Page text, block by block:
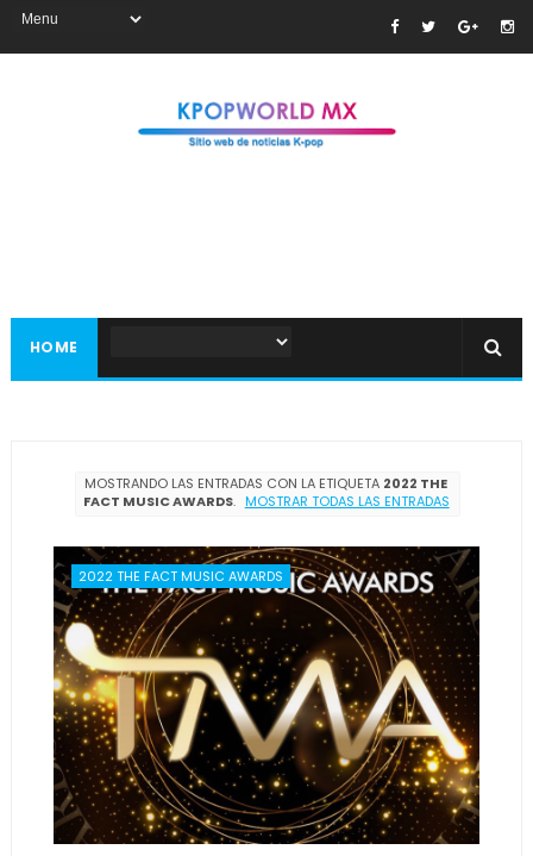
HOME
MOSTRANDO LAS ENTRADAS CON LA ETIQUETA 2022 THE
FACT MUSIC AWARDS. MOSTRAR TODAS LAS ENTRADAS
2022 THE FACT MUSIC AWARDS